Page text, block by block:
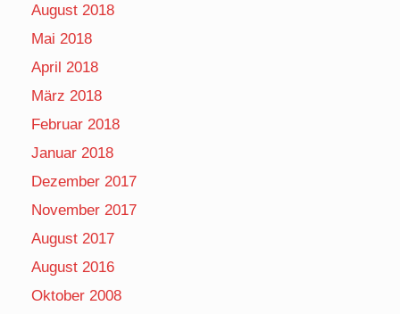
August 2018
Mai 2018
April 2018
März 2018
Februar 2018
Januar 2018
Dezember 2017
November 2017
August 2017
August 2016
Oktober 2008